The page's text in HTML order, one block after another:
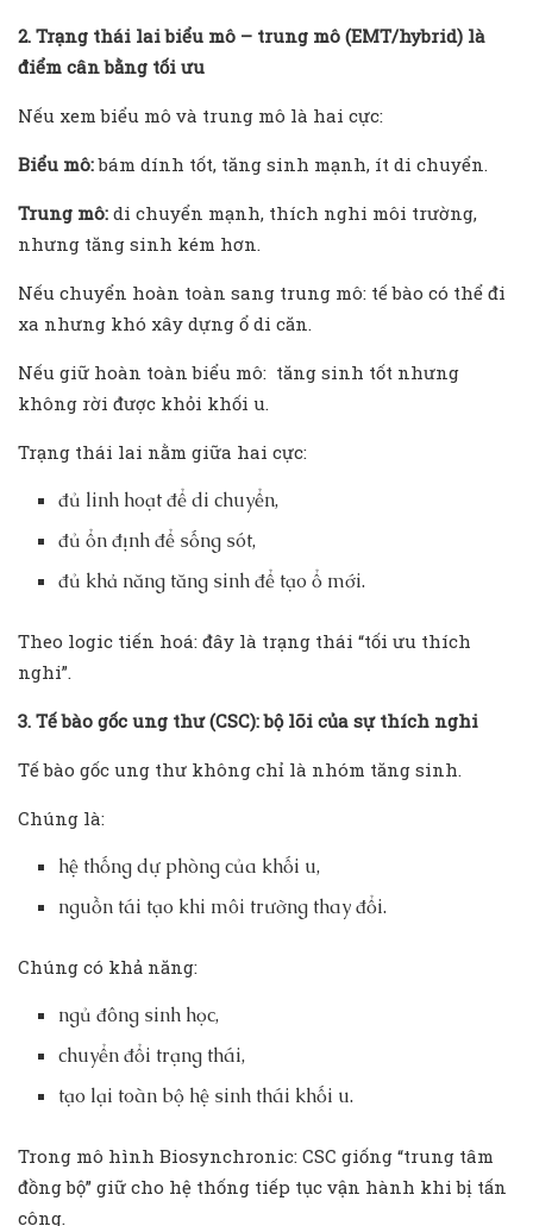
2. Trạng thái lai biểu mô – trung mô (EMT/hybrid) là
điểm cân bằng tối ưu
Nếu xem biểu mô và trung mô là hai cực:
Biểu mô:bám dính tốt, tăng sinh mạnh, ít di chuyển.
Trung mô: di chuyển mạnh, thích nghi môi trường,
nhưng tăng sinh kém hơn.
Nếu chuyển hoàn toàn sang trung mô: tế bào có thể đi
xa nhưng khó xây dựng ổ di căn.
Nếu giữ hoàn toàn biểu mô: tăng sinh tốt nhưng
không rời được khỏi khối u.
Trạng thái lai nằm giữa hai cực:
đủ linh hoạt để di chuyển,
đủ ổn định để sống sót,
đủ khả năng tăng sinh để tạo ổ mới.
Theo logic tiến hoá: đây là trạng thái “tối ưu thích
nghi”.
3. Tế bào gốc ung thư (CSC): bộ lõi của sự thích nghi
Tế bào gốc ung thư không chỉ là nhóm tăng sinh.
Chúng là:
hệ thống dự phòng của khối u,
nguồn tái tạo khi môi trường thay đổi.
Chúng có khả năng:
ngủ đông sinh học,
chuyển đổi trạng thái,
tạo lại toàn bộ hệ sinh thái khối u.
Trong mô hình Biosynchronic: CSC giống “trung tâm
đồng bộ” giữ cho hệ thống tiếp tục vận hành khi bị tấn
công.